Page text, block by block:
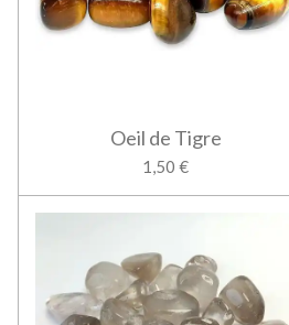
Oeil de Tigre
1,50 €